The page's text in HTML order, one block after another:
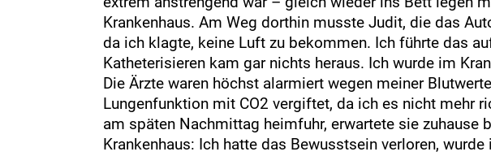
Krankenhaus. Am Weg dorthin musste Judit, die das
da ich klagte, keine Luft zu bekommen. Ich führte das
Katheterisieren kam gar nichts heraus. Ich wurde im
Die Ärzte waren höchst alarmiert wegen meiner
Lungenfunktion mit CO2 vergiftet, da ich es nicht mehr
am späten Nachmittag heimfuhr, erwartete sie zuhause
Krankenhaus: Ich hatte das Bewusstsein verloren,